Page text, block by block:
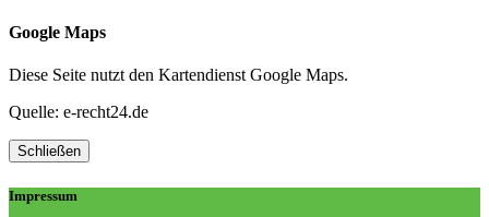
Google Maps
Diese Seite nutzt den Kartendienst Google Maps.
Quelle: e-recht24.de
Schließen
Impressum